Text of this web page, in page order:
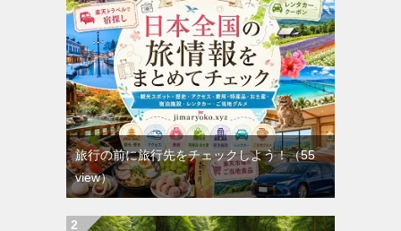
旅行の前に旅行先をチェックしよう！（55
view）